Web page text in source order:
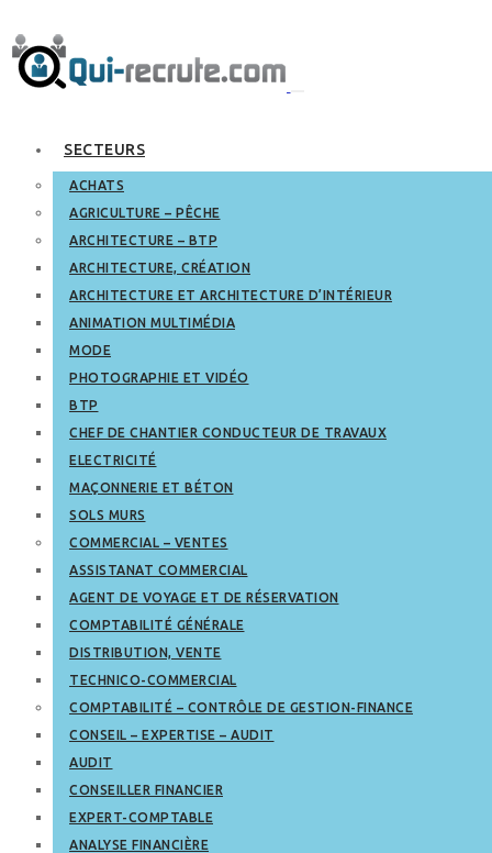
SECTEURS
ACHATS
AGRICULTURE – PÊCHE
ARCHITECTURE – BTP
ARCHITECTURE, CRÉATION
ARCHITECTURE ET ARCHITECTURE D’INTÉRIEUR
ANIMATION MULTIMÉDIA
MODE
PHOTOGRAPHIE ET VIDÉO
BTP
CHEF DE CHANTIER CONDUCTEUR DE TRAVAUX
ELECTRICITÉ
MAÇONNERIE ET BÉTON
SOLS MURS
COMMERCIAL – VENTES
ASSISTANAT COMMERCIAL
AGENT DE VOYAGE ET DE RÉSERVATION
COMPTABILITÉ GÉNÉRALE
DISTRIBUTION, VENTE
TECHNICO-COMMERCIAL
COMPTABILITÉ – CONTRÔLE DE GESTION-FINANCE
CONSEIL – EXPERTISE – AUDIT
AUDIT
CONSEILLER FINANCIER
EXPERT-COMPTABLE
ANALYSE FINANCIÈRE